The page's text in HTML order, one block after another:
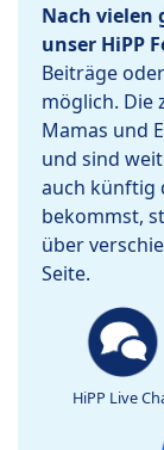
Nach vielen
unser HiPP
Beiträge
möglich. Die
Mamas und
und sind
auch künftig
bekommst,
über
Seite.
HiPP Live